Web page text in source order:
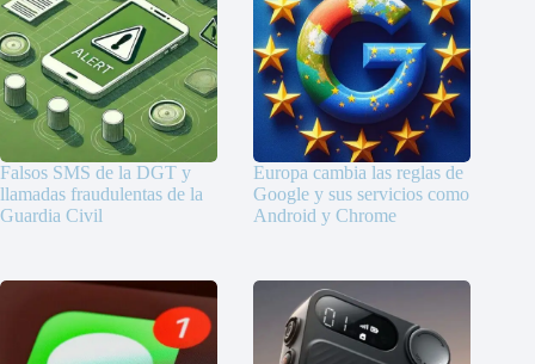
Falsos SMS de la DGT y
llamadas fraudulentas de la
Guardia Civil
Europa cambia las reglas de
Google y sus servicios como
Android y Chrome